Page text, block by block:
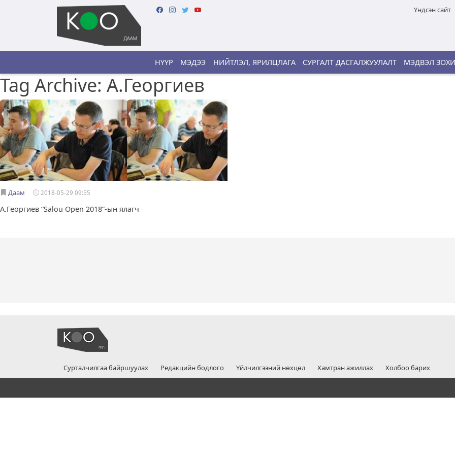
Үндсэн сайт
НҮҮР МЭДЭЭ НИЙТЛЭЛ, ЯРИЛЦЛАГА СУРГАЛТ ДАСГАЛЖУУЛАЛТ МЭДВЭЛ
Tag Archive: А.Георгиев
Даам 2018-05-29 09:55
А.Георгиев “Salou Open 2018”-ын ялагч
Сурталчилгаа байршуулах Редакцийн бодлого Үйлчилгээний нөхцөл Хамтран ажиллах Холбоо барих